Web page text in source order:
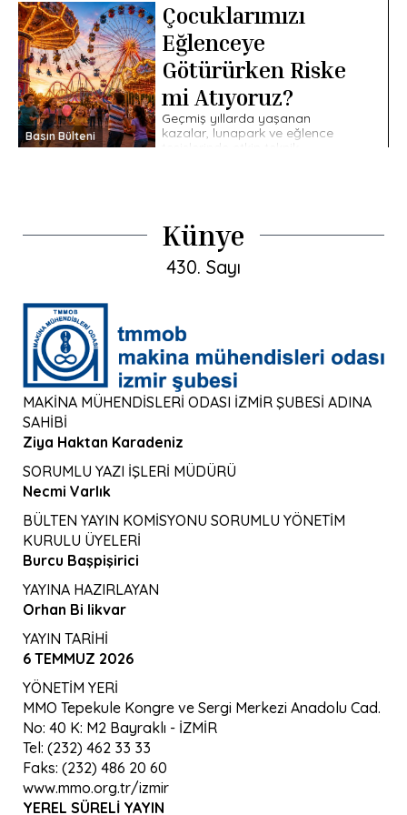
Bölüm Başkanı Doç. Dr. Hamdi
Giray Reşat’ı ziyaret etti.
Ziyarete TMMOB MMO İzmir
Şube Yönetim Kurulu Üyesi Ali
Ayan, […]
Basın Bülteni
Çocuklarımızı
Eğlenceye
Götürürken Riske
mi Atıyoruz?
Geçmiş yıllarda yaşanan
kazalar, lunapark ve eğlence
tesislerinde etkin teknik
Künye
430. Sayı
MAKİNA MÜHENDİSLERİ ODASI İZMİR ŞUBESİ ADINA
SAHİBİ
Ziya Haktan Karadeniz
SORUMLU YAZI İŞLERİ MÜDÜRÜ
Necmi Varlık
BÜLTEN YAYIN KOMİSYONU SORUMLU YÖNETİM
KURULU ÜYELERİ
Burcu Başpişirici
YAYINA HAZIRLAYAN
Orhan Bi likvar
YAYIN TARİHİ
6 TEMMUZ 2026
YÖNETİM YERİ
MMO Tepekule Kongre ve Sergi Merkezi Anadolu Cad.
No: 40 K: M2 Bayraklı - İZMİR
Tel: (232) 462 33 33
Faks: (232) 486 20 60
www.mmo.org.tr/izmir
YEREL SÜRELI YAYIN